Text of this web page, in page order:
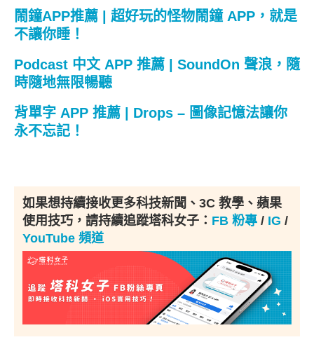
鬧鐘APP推薦 | 超好玩的怪物鬧鐘 APP，就是
不讓你睡！
Podcast 中文 APP 推薦 | SoundOn 聲浪，隨
時隨地無限暢聽
背單字 APP 推薦 | Drops – 圖像記憶法讓你
永不忘記！
如果想持續接收更多科技新聞、3C 教學、蘋果
使用技巧，請持續追蹤塔科女子： FB 粉專 / IG /
YouTube 頻道